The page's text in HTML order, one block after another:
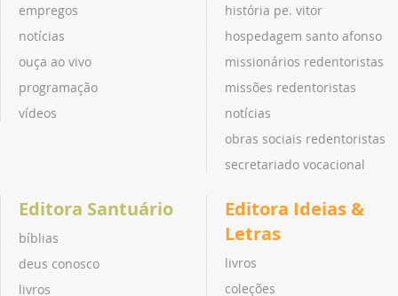
empregos
notícias
ouça ao vivo
programação
vídeos
história pe. vitor
hospedagem santo afonso
missionários redentoristas
missões redentoristas
notícias
obras sociais redentoristas
secretariado vocacional
Editora Santuário
bíblias
deus conosco
livros
Editora Ideias &
Letras
livros
coleções